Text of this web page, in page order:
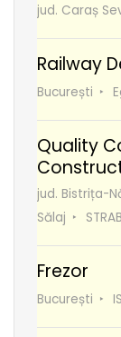
jud. Caraș
Railway
București
Quality
jud. Bistrița-
Sălaj
Frezor
București